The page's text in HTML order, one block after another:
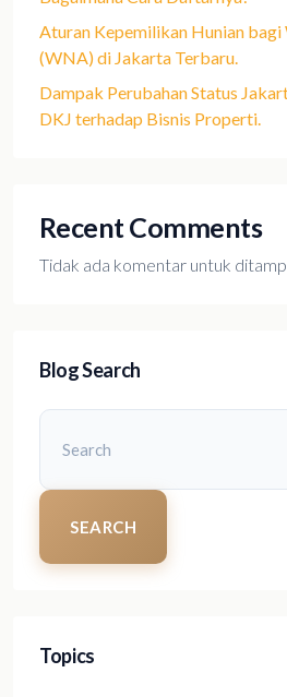
Aturan Kepemilikan Hunian bagi
(WNA) di Jakarta Terbaru.
Dampak Perubahan Status
DKJ terhadap Bisnis Properti.
Recent Comments
Tidak ada komentar untuk
Blog Search
SEARCH
Topics